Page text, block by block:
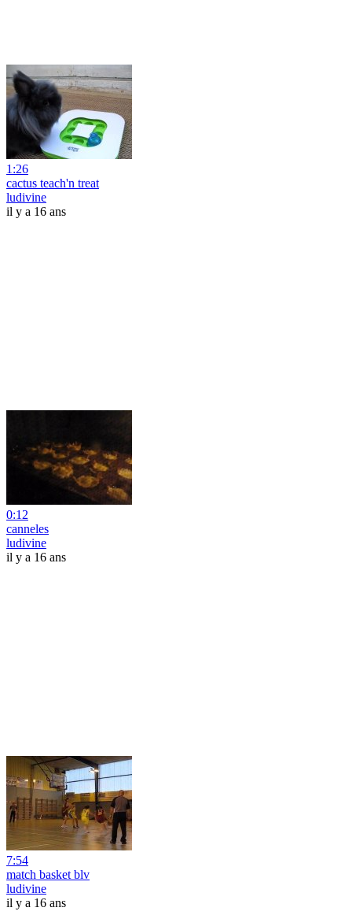
1:26
cactus teach'n treat
ludivine
il y a 16 ans
0:12
canneles
ludivine
il y a 16 ans
7:54
match basket blv
ludivine
il y a 16 ans